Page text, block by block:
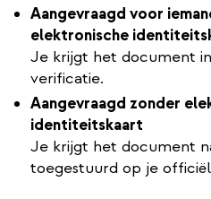
Aangevraagd voor
elektronische
Je krijgt het document
verificatie.
Aangevraagd zonder
identiteitskaart
Je krijgt het document
toegestuurd op je